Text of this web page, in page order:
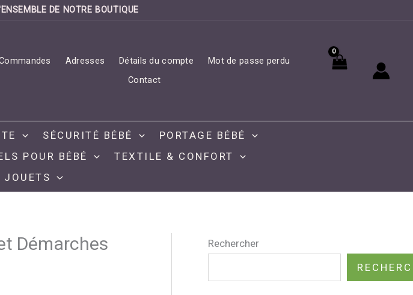
DE NOTRE BOUTIQUE
Adresses Détails du compte
Mot de passe perdu
Contact
SÉCURITÉ BÉBÉ
PORTAGE BÉBÉ
POUR BÉBÉ
TEXTILE & CONFORT
JOUETS
Démarches
Rechercher